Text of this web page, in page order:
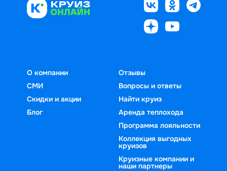
О компании
СМИ
Скидки и акции
Блог
Отзывы
Вопросы и ответы
Найти круиз
Аренда теплохода
Программа лояльности
Коллекция выгодных
круизов
Круизные компании и
наши партнеры